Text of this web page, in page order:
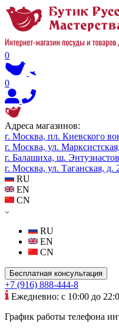
0
0
Адреса магазинов:
г. Москва, пл. Киевского
г. Москва, ул.
г. Балашиха, ш.
г. Москва, ул. Таганская,
RU
EN
CN
RU
EN
CN
Бесплатная консультация
+7 (916) 888-444-8
Ежедневно: с 10:00 до
График работы телефона